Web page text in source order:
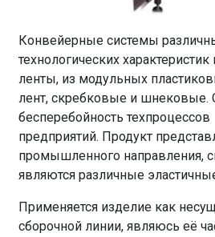
Конвейерные системы
технологических
ленты, из модульных
лент, скребковые и шнековые.
бесперебойность техпроцессов
предприятий. Продукт
промышленного направления,
являются различные
Применяется изделие как
сборочной линии, являюсь её